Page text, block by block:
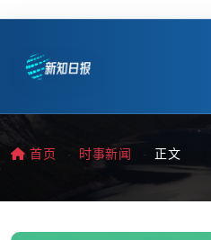
首页 时事新闻 正文